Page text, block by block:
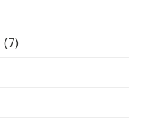
(7)